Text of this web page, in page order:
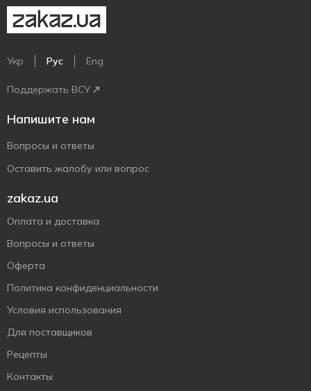
Укр Рус Eng
Поддержать ВСУ
Напишите нам
Вопросы и ответы
Оставить жалобу или вопрос
zakaz.ua
Оплата и доставка
Вопросы и ответы
Оферта
Политика конфиденциальности
Условия использования
Для поставщиков
Рецепты
Контакты